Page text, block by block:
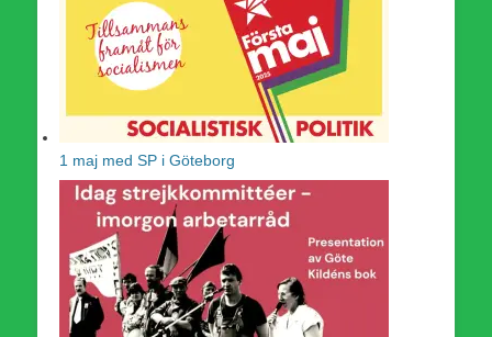
1 maj med SP i Göteborg